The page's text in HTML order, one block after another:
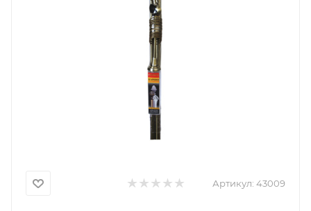
Артикул: 43009